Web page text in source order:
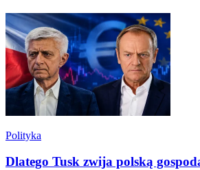
Polityka
Dlatego Tusk zwija polską